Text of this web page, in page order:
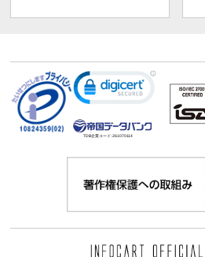
TDB企業コード:261070114